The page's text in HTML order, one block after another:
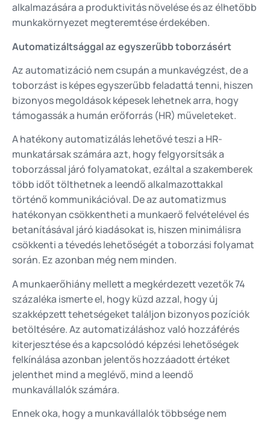
alkalmazására a produktivitás növelése és az élhetőbb
munkakörnyezet megteremtése érdekében.
Automatizáltsággal az egyszerűbb toborzásért
Az automatizáció nem csupán a munkavégzést, de a
toborzást is képes egyszerűbb feladattá tenni, hiszen
bizonyos megoldások képesek lehetnek arra, hogy
támogassák a humán erőforrás (HR) műveleteket.
A hatékony automatizálás lehetővé teszi a HR-
munkatársak számára azt, hogy felgyorsítsák a
toborzással járó folyamatokat, ezáltal a szakemberek
több időt tölthetnek a leendő alkalmazottakkal
történő kommunikációval. De az automatizmus
hatékonyan csökkentheti a munkaerő felvételével és
betanításával járó kiadásokat is, hiszen minimálisra
csökkenti a tévedés lehetőségét a toborzási folyamat
során. Ez azonban még nem minden.
A munkaerőhiány mellett a megkérdezett vezetők 74
százaléka ismerte el, hogy küzd azzal, hogy új
szakképzett tehetségeket találjon bizonyos pozíciók
betöltésére. Az automatizáláshoz való hozzáférés
kiterjesztése és a kapcsolódó képzési lehetőségek
felkínálása azonban jelentős hozzáadott értéket
jelenthet mind a meglévő, mind a leendő
munkavállalók számára.
Ennek oka, hogy a munkavállalók többsége nem